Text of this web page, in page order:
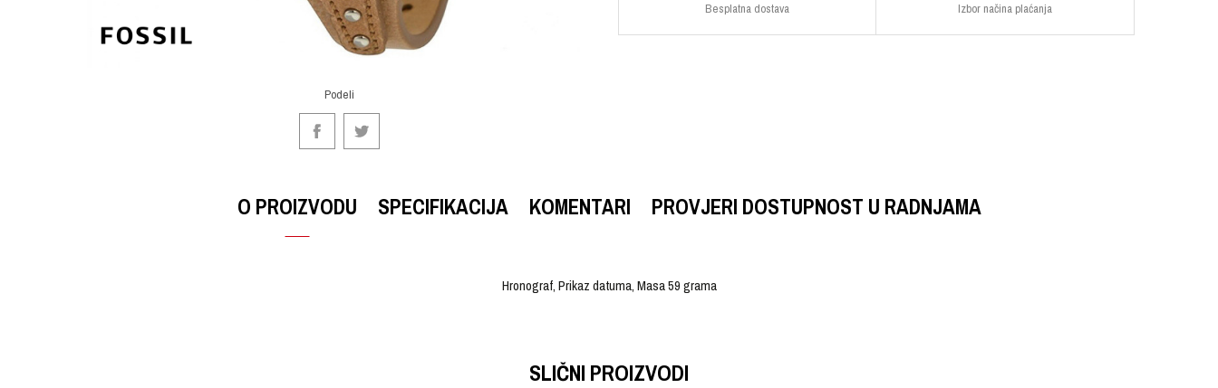
Podeli
Besplatna dostava Izbor načina plaćanja
O PROIZVODU SPECIFIKACIJA KOMENTARI PROVJERI DOSTUPNOST U RADNJAMA
Hronograf, Prikaz datuma, Masa 59 grama
SLIČNI PROIZVODI